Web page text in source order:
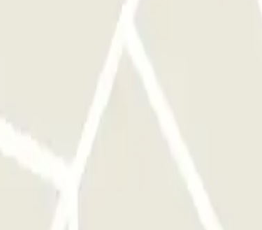
de prémer cap botó. Aparca en qualsevol plaça lliure.
cap botó.
durant la teva estada.